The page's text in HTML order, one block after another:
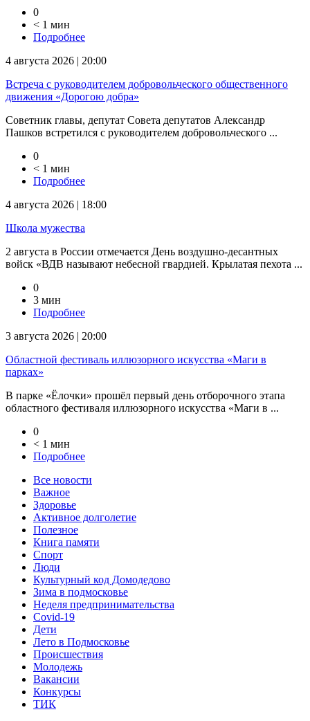
0
< 1 мин
Подробнее
4 августа 2026 | 20:00
Встреча с руководителем добровольческого общественного
движения «Дорогою добра»
Советник главы, депутат Совета депутатов Александр
Пашков встретился с руководителем добровольческого ...
0
< 1 мин
Подробнее
4 августа 2026 | 18:00
Школа мужества
2 августа в России отмечается День воздушно-десантных
войск «ВДВ называют небесной гвардией. Крылатая пехота ...
0
3 мин
Подробнее
3 августа 2026 | 20:00
Областной фестиваль иллюзорного искусства «Маги в
парках»
В парке «Ёлочки» прошёл первый день отборочного этапа
областного фестиваля иллюзорного искусства «Маги в ...
0
< 1 мин
Подробнее
Все новости
Важное
Здоровье
Активное долголетие
Полезное
Книга памяти
Спорт
Люди
Культурный код Домодедово
Зима в подмосковье
Неделя предпринимательства
Covid-19
Дети
Лето в Подмосковье
Происшествия
Молодежь
Вакансии
Конкурсы
ТИК